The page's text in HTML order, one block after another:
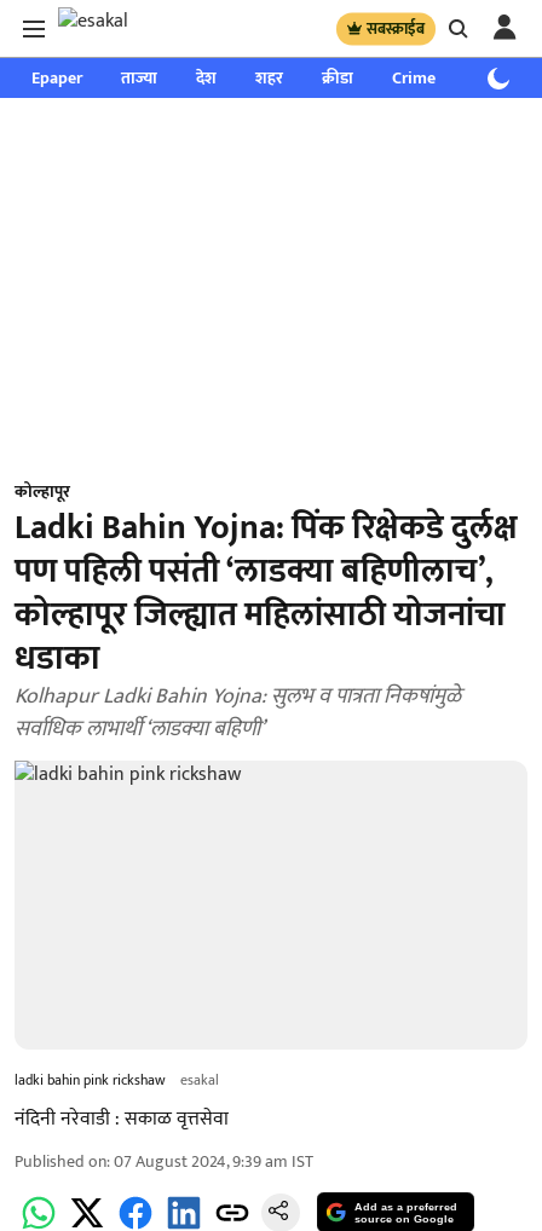
सबस्क्राईब
Epaper ताज्या देश शहर क्रीडा Crime साप्ताहिक
कोल्हापूर
Ladki Bahin Yojna: पिंक रिक्षेकडे दुर्लक्ष
पण पहिली पसंती ‘लाडक्या बहिणीलाच’,
कोल्हापूर जिल्ह्यात महिलांसाठी योजनांचा
धडाका
Kolhapur Ladki Bahin Yojna: सुलभ व पात्रता निकषांमुळे
सर्वाधिक लाभार्थी ‘लाडक्या बहिणी’
ladki bahin pink rickshaw esakal
नंदिनी नरेवाडी : सकाळ वृत्तसेवा
Published on:07 August 2024, 9:39 am IST
Add as a preferred
source on Google